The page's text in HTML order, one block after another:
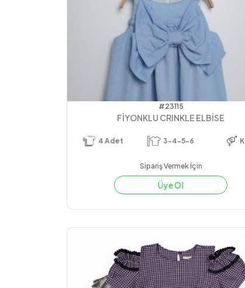
#23115
FİYONKLU CRINKLE ELBİSE
4 Adet 3-4-5-6
Sipariş Vermek İçin
Üye Ol